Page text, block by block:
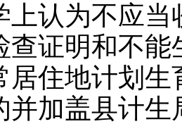
上认为不应
查证明和不
居住地计划
并加盖县计生